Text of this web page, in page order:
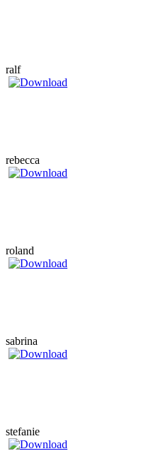
ralf
rebecca
roland
sabrina
stefanie